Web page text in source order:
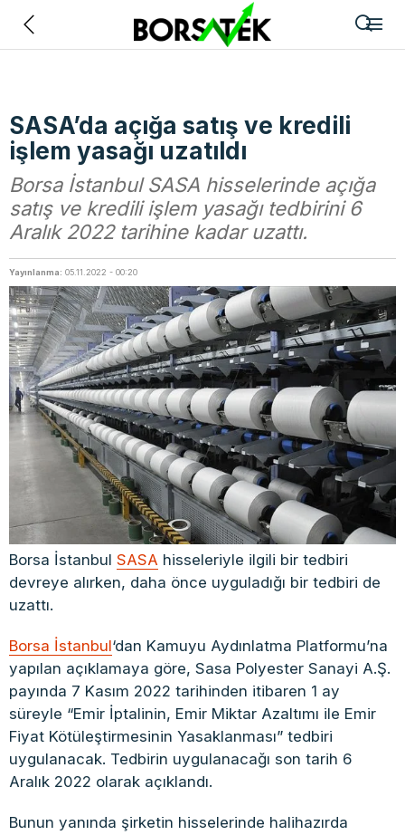
SASA’da açığa satış ve kredili
işlem yasağı uzatıldı
Borsa İstanbul SASA hisselerinde açığa
satış ve kredili işlem yasağı tedbirini 6
Aralık 2022 tarihine kadar uzattı.
Yayınlanma: 05.11.2022 - 00:20
Borsa İstanbul SASA hisseleriyle ilgili bir tedbiri
devreye alırken, daha önce uyguladığı bir tedbiri de
uzattı.
Borsa İstanbul‘dan Kamuyu Aydınlatma Platformu’na
yapılan açıklamaya göre, Sasa Polyester Sanayi A.Ş.
payında 7 Kasım 2022 tarihinden itibaren 1 ay
süreyle “Emir İptalinin, Emir Miktar Azaltımı ile Emir
Fiyat Kötüleştirmesinin Yasaklanması” tedbiri
uygulanacak. Tedbirin uygulanacağı son tarih 6
Aralık 2022 olarak açıklandı.
Bunun yanında şirketin hisselerinde halihazırda